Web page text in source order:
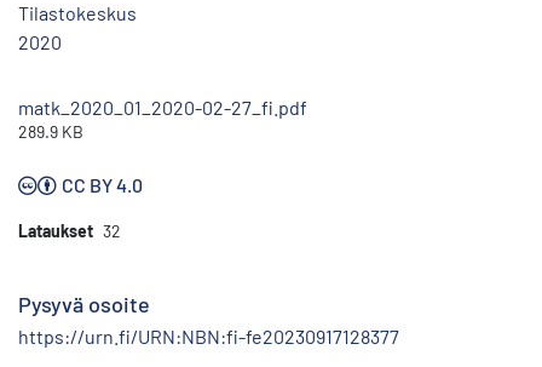
Tilastokeskus
2020
matk_2020_01_2020-02-27_fi.pdf
289.9 KB
CC BY 4.0
Lataukset 32
Pysyvä osoite
https://urn.fi/URN:NBN:fi-fe20230917128377